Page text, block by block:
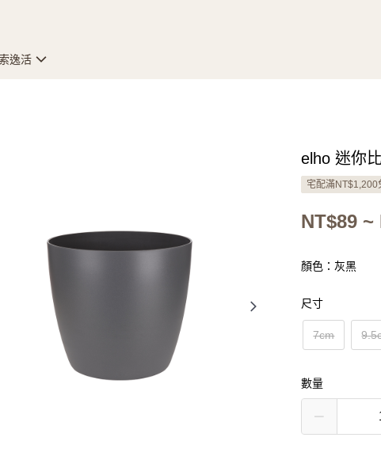
逸活
elho 迷你
宅配滿NT$1,200
NT$89 ~
顏色：灰黑
尺寸
7cm
數量